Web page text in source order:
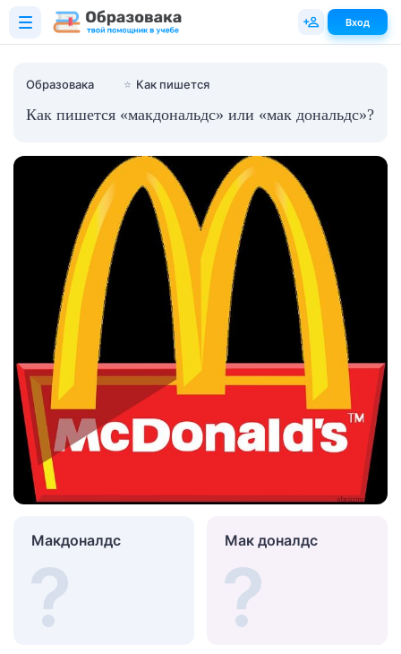
Образовака ⭐ Как пишется
Как пишется «макдональдс» или «мак дональдс»?
Макдоналдс Мак доналдс
Вход